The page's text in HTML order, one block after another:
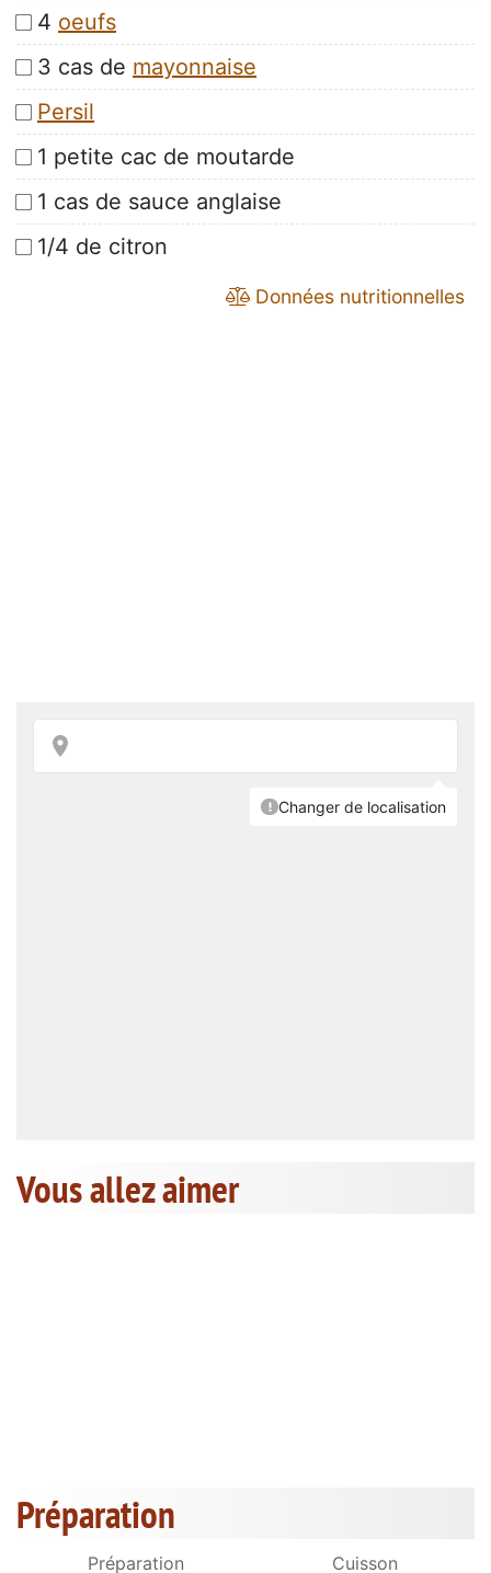
4 oeufs
3 cas de mayonnaise
Persil
1 petite cac de moutarde
1 cas de sauce anglaise
1/4 de citron
Données nutritionnelles
Vous allez aimer
Préparation
Préparation Cuisson